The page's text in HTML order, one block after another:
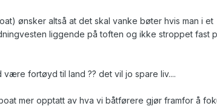
ønsker altså at det skal vanke bøter hvis man i et
liggende på toften og ikke stroppet fast
fortøyd til land ?? det vil jo spare liv....
mer opptatt av hva vi båtførere gjør framfor å